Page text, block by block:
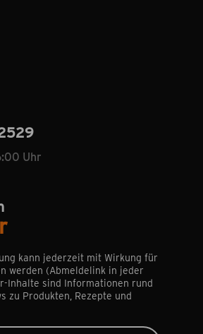
Uhr
kann jederzeit mit Wirkung für
werden (Abmeldelink in jeder
Inhalte sind Informationen rund
zu Produkten, Rezepte und